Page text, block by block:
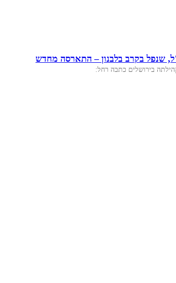
שנפל בקרב בלבנון – התארסה מחדש
בירושלים כתבה רחל: